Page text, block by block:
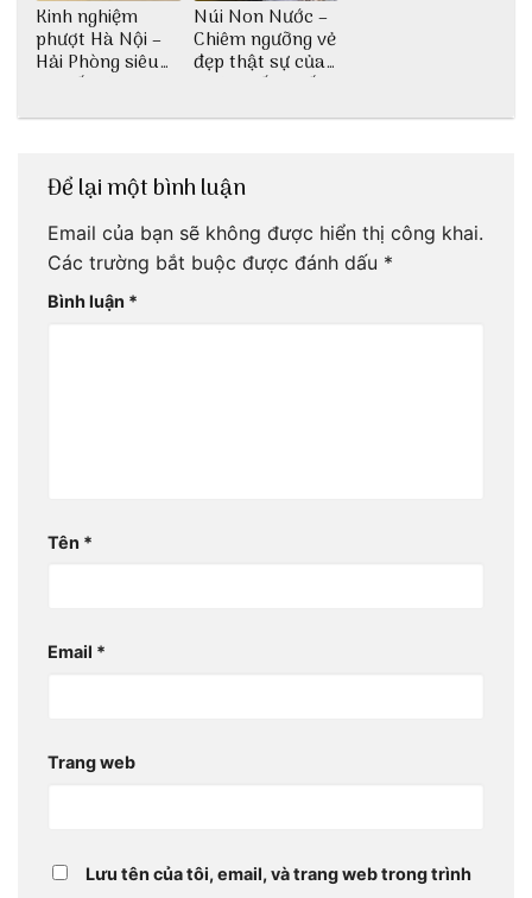
Kinh nghiệm
phượt Hà Nội –
Hải Phòng siêu
chi tiết dành cho
Núi Non Nước –
Chiêm ngưỡng vẻ
đẹp thật sự của
di tích cấp quốc
Để lại một bình luận
Email của bạn sẽ không được hiển thị công khai.
Các trường bắt buộc được đánh dấu *
Bình luận *
Tên *
Email *
Trang web
Lưu tên của tôi, email, và trang web trong trình